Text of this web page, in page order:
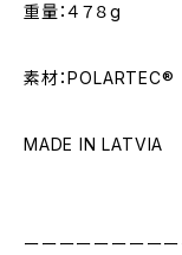
重量：４７８g
素材：
MADE IN LATVIA
ーーーーーーーー